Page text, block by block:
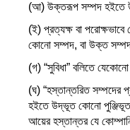
(আ) উক্তরূপ সম্পদ হইতে
(ই) প্রত্যক্ষ বা
কোনো সম্পদ, বা উক্ত
(গ) “সুবিধা” বলিতে
(ঘ) “হস্তান্তরিত সম্পদের
হইতে উদ্ভূত কোনো
আয়ের হস্তান্তর যে